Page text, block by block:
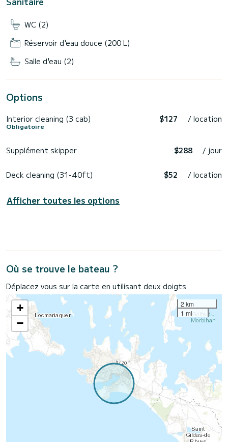
WC (2)
Réservoir d'eau douce (200 L)
Salle d'eau (2)
Options
Interior cleaning (3 cab)
Obligatoire
$127 / location
Supplément skipper $288 / jour
Deck cleaning (31-40ft) $52 / location
Afficher toutes les options
Où se trouve le bateau ?
Déplacez vous sur la carte en utilisant deux doigts
+
−
2 km
1 mi